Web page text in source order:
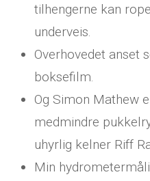
tilhengerne kan
underveis.
Overhovedet anset
boksefilm.
Og Simon Mathew
medmindre
uhyrlig kelner Riff
Min